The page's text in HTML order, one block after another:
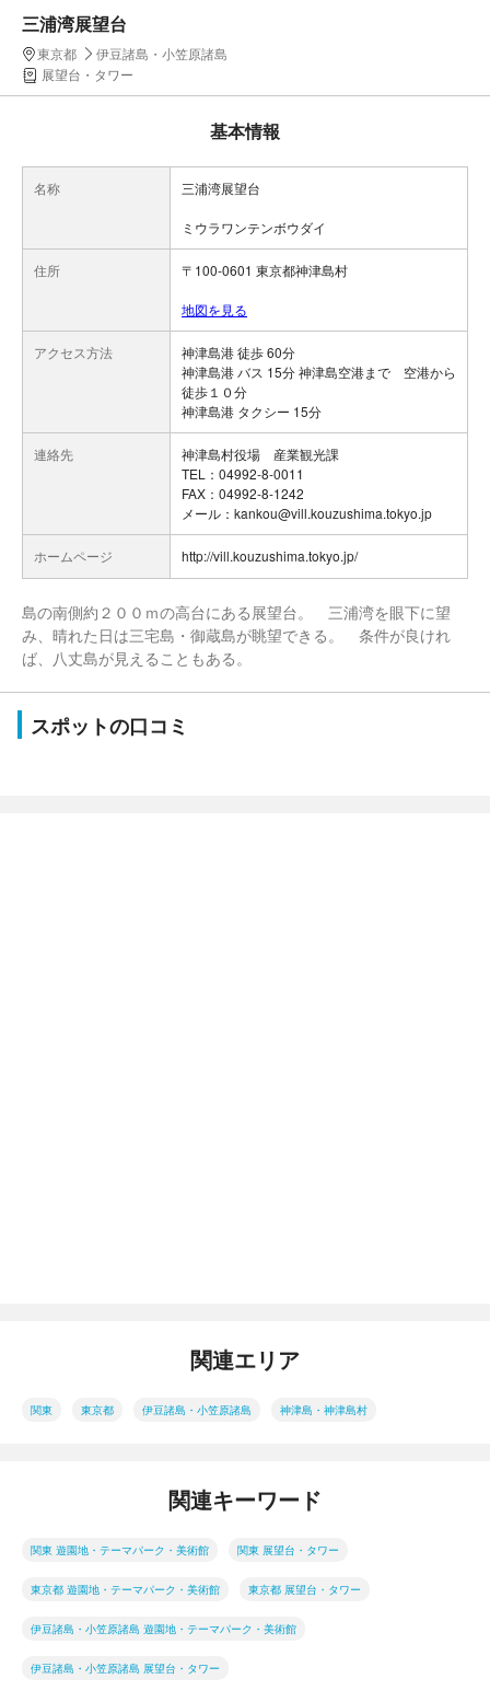
三浦湾展望台
東京都
伊豆諸島・小笠原諸島
展望台・タワー
基本情報
名称 三浦湾展望台
ミウラワンテンボウダイ
住所 〒100-0601 東京都神津島村
地図を見る
アクセス方法
神津島港 徒歩 60分
神津島港 バス 15分 神津島空港まで 空港から
徒歩１０分
神津島港 タクシー 15分
連絡先
神津島村役場 産業観光課
TEL：04992-8-0011
FAX：04992-8-1242
メール：kankou@vill.kouzushima.tokyo.jp
ホームページ http://vill.kouzushima.tokyo.jp/
島の南側約２００ｍの高台にある展望台。 三浦湾を眼下に望
み、晴れた日は三宅島・御蔵島が眺望できる。 条件が良けれ
ば、八丈島が見えることもある。
スポットの口コミ
関連エリア
関東 東京都 伊豆諸島・小笠原諸島 神津島・神津島村
関連キーワード
関東 遊園地・テーマパーク・美術館 関東 展望台・タワー
東京都 遊園地・テーマパーク・美術館 東京都 展望台・タワー
伊豆諸島・小笠原諸島 遊園地・テーマパーク・美術館
伊豆諸島・小笠原諸島 展望台・タワー